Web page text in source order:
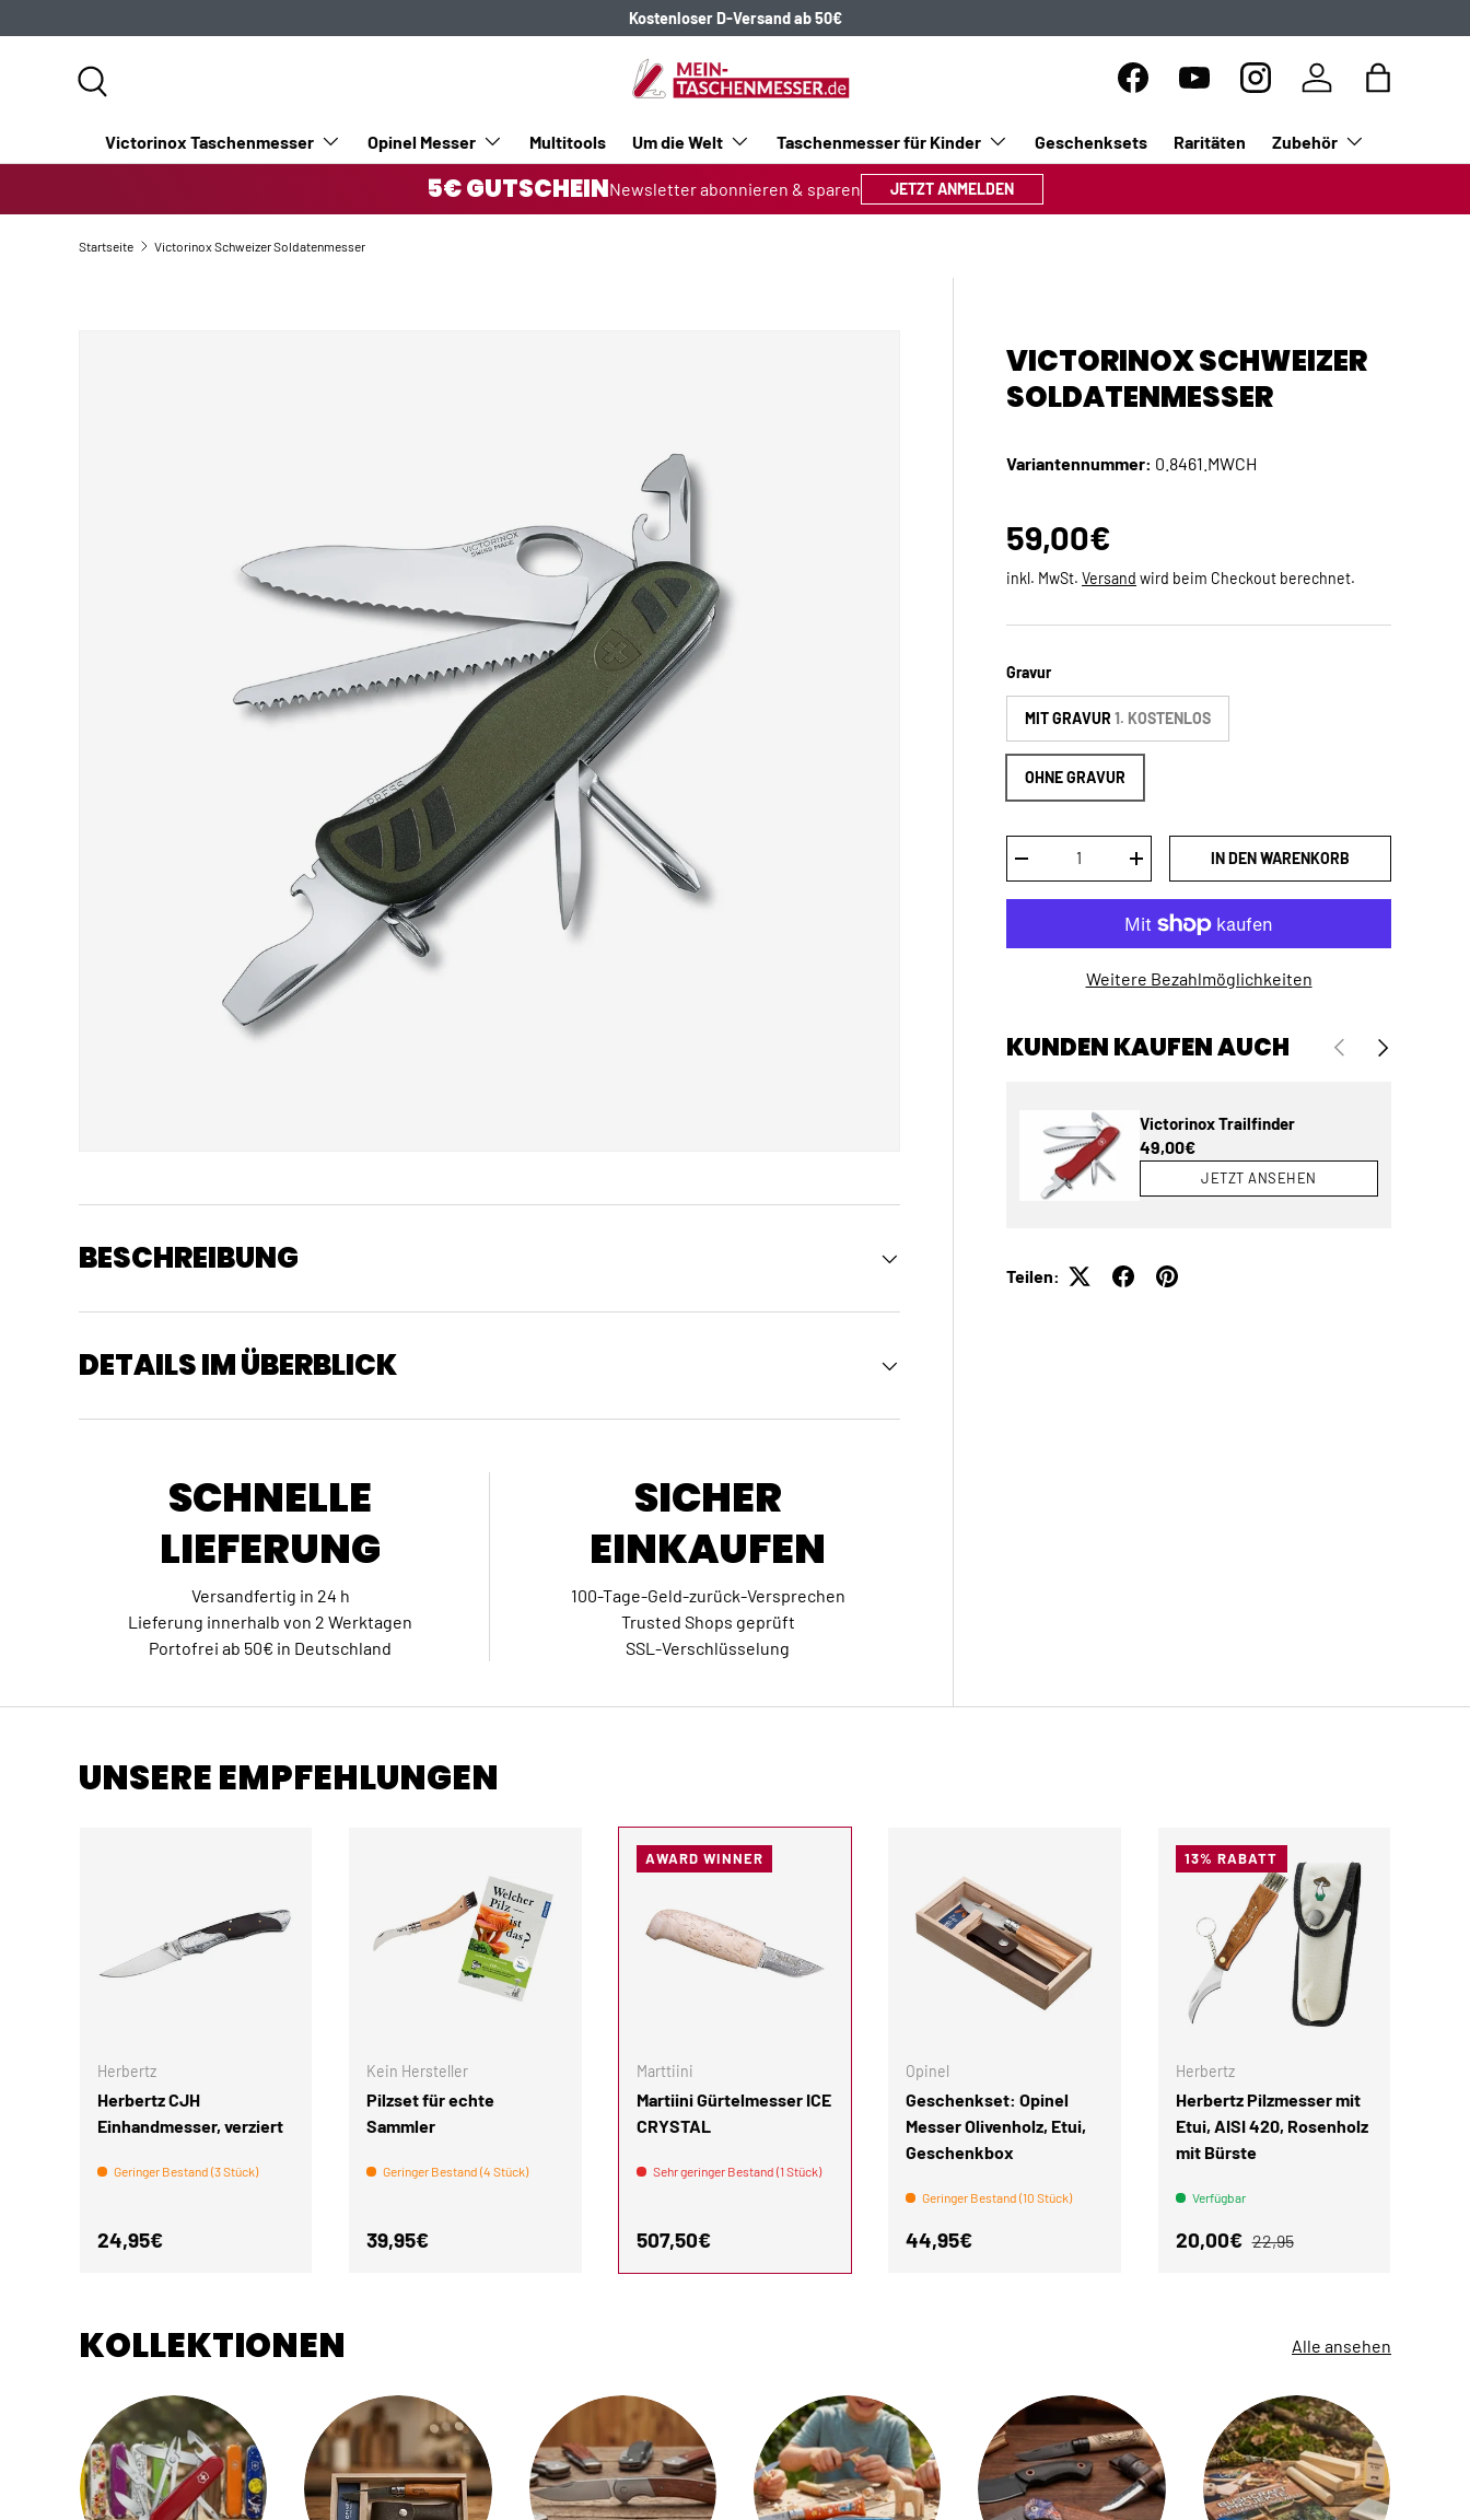
DIREKT ZUM INHALT
Kostenloser D-Versand ab 50€
FacebookYouTubeInstagramEinloggen
Victorinox Taschenmesser Opinel Messer Multitools Um die Welt Taschenmesser für Kinder Geschenksets Raritäten Zubehör
5€ GUTSCHEINNewsletter abonnieren & sparen JETZT ANMELDEN
Startseite Victorinox Schweizer Soldatenmesser
VICTORINOX SCHWEIZER
SOLDATENMESSER
Variantennummer: 0.8461.MWCH
Normaler Preis
59,00€
inkl. MwSt. Versand wird beim Checkout berechnet.
Gravur
MIT GRAVUR 1. KOSTENLOS
OHNE GRAVUR
MENGE VERRINGERNMENGE ERHÖHENIN DEN WARENKORB
Weitere Bezahlmöglichkeiten
KUNDEN KAUFEN AUCH VORHERIGENÄCHSTE
Victorinox Trailfinder
Normaler Preis
49,00€
JETZT ANSEHEN
Teilen:
BESCHREIBUNG
DETAILS IM ÜBERBLICK
SCHNELLE
LIEFERUNG
Versandfertig in 24 h
Lieferung innerhalb von 2 Werktagen
Portofrei ab 50€ in Deutschland
SICHER
EINKAUFEN
100-Tage-Geld-zurück-Versprechen
Trusted Shops geprüft
SSL-Verschlüsselung
UNSERE EMPFEHLUNGEN
Herbertz
Herbertz CJH
Einhandmesser, verziert
Geringer Bestand (3 Stück)
Normaler Preis
24,95€
Kein Hersteller
Pilzset für echte
Sammler
Geringer Bestand (4 Stück)
Normaler Preis
39,95€
AWARD WINNER
Marttiini
Martiini Gürtelmesser ICE
CRYSTAL
Sehr geringer Bestand (1 Stück)
Normaler Preis
507,50€
Opinel
Geschenkset: Opinel
Messer Olivenholz, Etui,
Geschenkbox
Geringer Bestand (10 Stück)
Normaler Preis
44,95€
IN DEN WARENKORB
13% RABATT
Herbertz
Herbertz Pilzmesser mit
Etui, AISI 420, Rosenholz
mit Bürste
Verfügbar
Verkaufspreis
20,00€ Normaler Preis
22,95
IN DEN WARENKORB
KOLLEKTIONEN Alle ansehen